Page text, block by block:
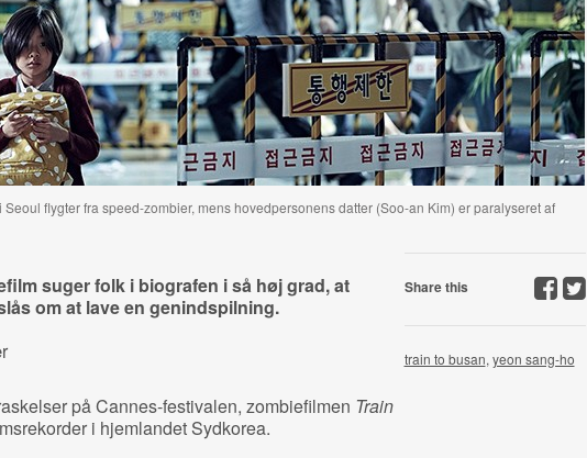
flygter fra speed-zombier, mens hovedpersonens datter (Soo-an Kim) er paralyseret af
suger folk i biografen i så høj grad, at
om at lave en genindspilning.
på Cannes-festivalen, zombiefilmen Train
i hjemlandet Sydkorea.
Share this
train to busan, yeon sang-ho